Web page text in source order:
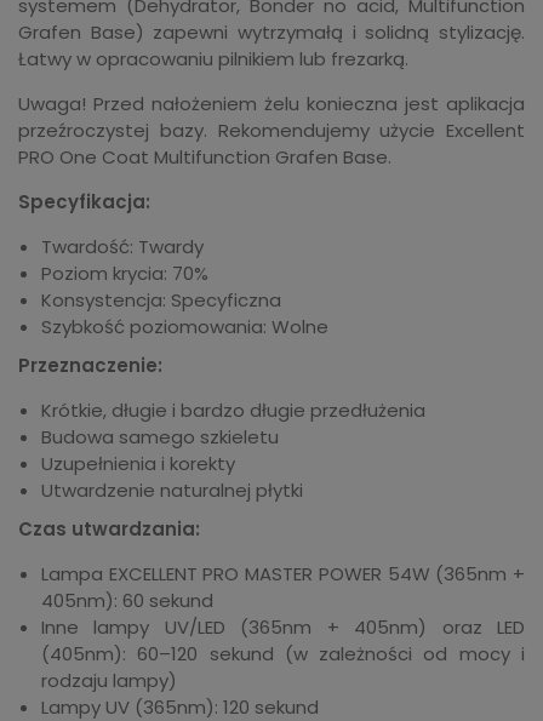
Grafen Base) zapewni wytrzymałą i solidną stylizację.
Łatwy w opracowaniu pilnikiem lub frezarką.
Uwaga! Przed nałożeniem żelu konieczna jest aplikacja
przeźroczystej bazy. Rekomendujemy użycie Excellent
PRO One Coat Multifunction Grafen Base.
Specyfikacja:
Twardość: Twardy
Poziom krycia: 70%
Konsystencja: Specyficzna
Szybkość poziomowania: Wolne
Przeznaczenie:
Krótkie, długie i bardzo długie przedłużenia
Budowa samego szkieletu
Uzupełnienia i korekty
Utwardzenie naturalnej płytki
Czas utwardzania:
Lampa EXCELLENT PRO MASTER POWER 54W (365nm +
405nm): 60 sekund
Inne lampy UV/LED (365nm + 405nm) oraz LED
(405nm): 60–120 sekund (w zależności od mocy i
rodzaju lampy)
Lampy UV (365nm): 120 sekund